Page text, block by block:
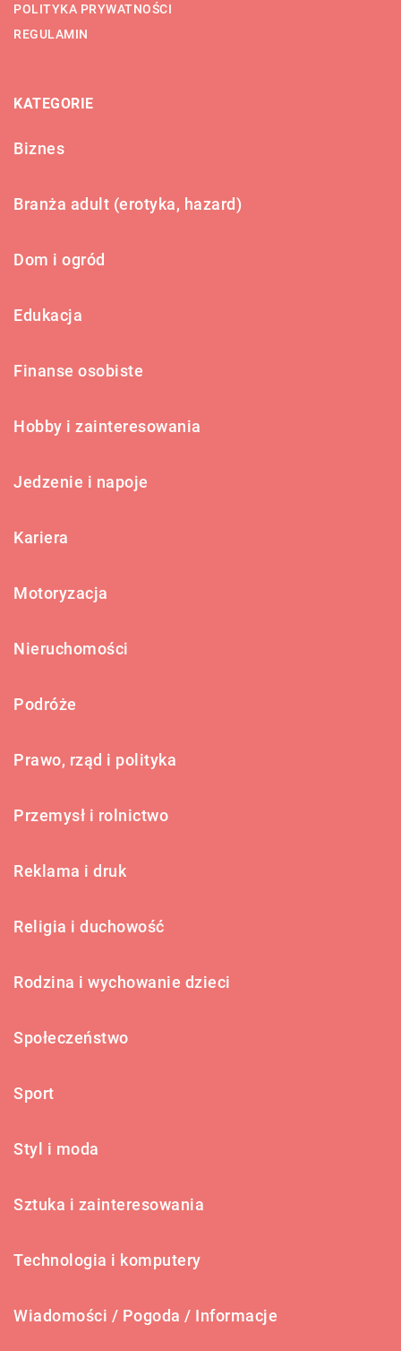
POLITYKA PRYWATNOŚCI
REGULAMIN
KATEGORIE
Biznes
Branża adult (erotyka, hazard)
Dom i ogród
Edukacja
Finanse osobiste
Hobby i zainteresowania
Jedzenie i napoje
Kariera
Motoryzacja
Nieruchomości
Podróże
Prawo, rząd i polityka
Przemysł i rolnictwo
Reklama i druk
Religia i duchowość
Rodzina i wychowanie dzieci
Społeczeństwo
Sport
Styl i moda
Sztuka i zainteresowania
Technologia i komputery
Wiadomości / Pogoda / Informacje